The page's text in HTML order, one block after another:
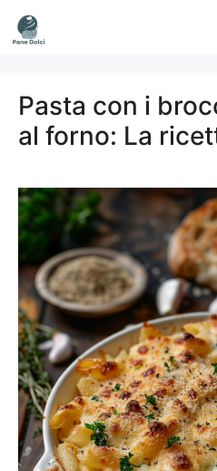
Vai
al
Pasta con i
al forno: La